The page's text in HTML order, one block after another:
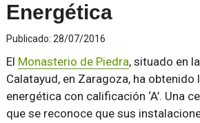
Energética
Publicado: 28/07/2016
El Monasterio de Piedra, situado en
Calatayud, en Zaragoza, ha
energética con calificación ‘A’. Una
que se reconoce que sus